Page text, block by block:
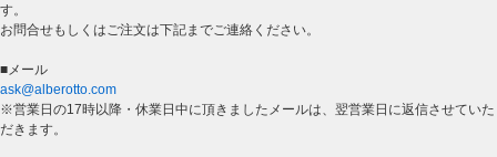
す。
お問合せもしくはご注文は下記までご連絡ください。
■メール
ask@alberotto.com
※営業日の17時以降・休業日中に頂きましたメールは、翌営業日に返信させていた
だきます。